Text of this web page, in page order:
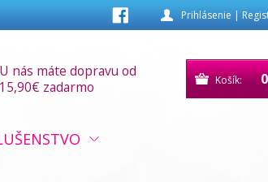
Prihlásenie |
Košík:
U nás máte dopravu od
15,90€ zadarmo